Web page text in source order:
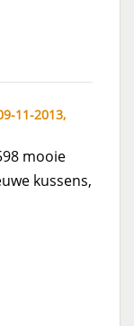
11-2013,
mooie
kussens,